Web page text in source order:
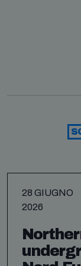
28 GIUGNO
2026